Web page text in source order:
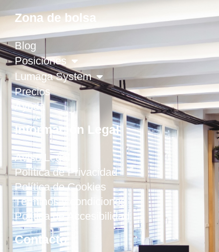
Zona de bolsa
Blog
Posiciones
Lumaga System
Precios
Ayuda
Información Legal
Aviso Legal
Política de Privacidad
Política de Cookies
Términos y condiciones
Política de Accesibilidad
Contacto